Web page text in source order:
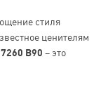
стиля
ценителям
B90 – это